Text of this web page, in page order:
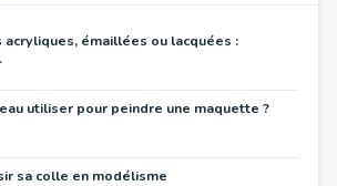
acryliques, émaillées ou lacquées :
utiliser pour peindre une maquette ?
sa colle en modélisme